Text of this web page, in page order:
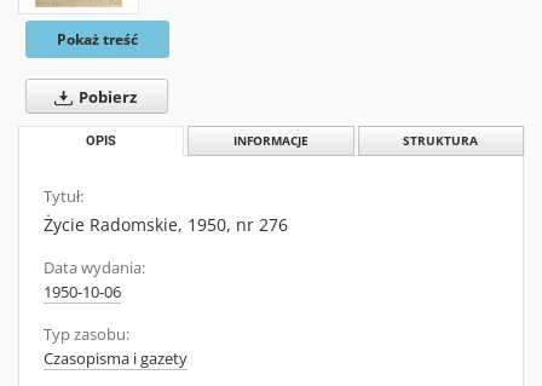
Pokaż treść
Pobierz
OPIS INFORMACJE STRUKTURA
Tytuł:
Życie Radomskie, 1950, nr 276
Data wydania:
1950-10-06
Typ zasobu:
Czasopisma i gazety